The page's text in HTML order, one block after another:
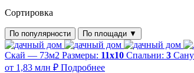
Сортировка
По популярности По площади ▼
Скай — 73м2 Размеры: 11х10 Спальни: 3
от 1,83 млн ₽ Подробнее